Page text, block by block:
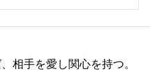
相手を愛し関心を持つ。